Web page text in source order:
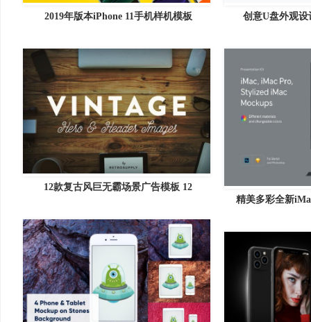
2019年版本iPhone 11手机样机模板 创意U盘外观设
12款复古风巨无霸场景广告模板 12
精美多彩全新